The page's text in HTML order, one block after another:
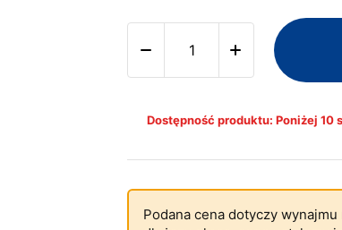
Dostępność produktu: Poniżej 10
Podana cena dotyczy